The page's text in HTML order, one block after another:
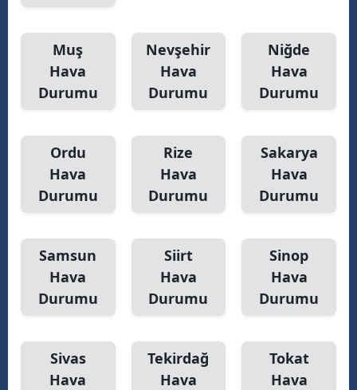
Muş
Hava
Durumu
Nevşehir
Hava
Durumu
Niğde
Hava
Durumu
Ordu
Hava
Durumu
Rize
Hava
Durumu
Sakarya
Hava
Durumu
Samsun
Hava
Durumu
Siirt
Hava
Durumu
Sinop
Hava
Durumu
Sivas
Hava
Tekirdağ
Hava
Tokat
Hava